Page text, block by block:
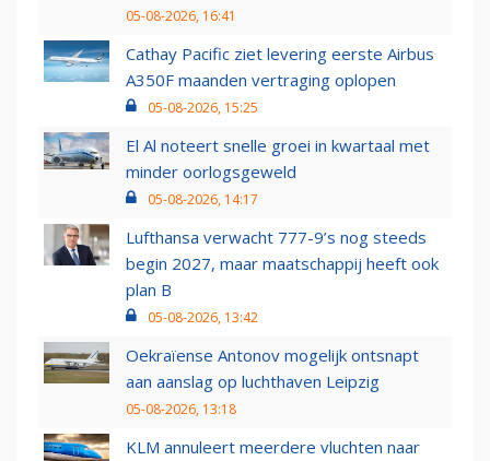
05-08-2026, 16:41
Cathay Pacific ziet levering eerste Airbus
A350F maanden vertraging oplopen
05-08-2026, 15:25
El Al noteert snelle groei in kwartaal met
minder oorlogsgeweld
05-08-2026, 14:17
Lufthansa verwacht 777-9’s nog steeds
begin 2027, maar maatschappij heeft ook
plan B
05-08-2026, 13:42
Oekraïense Antonov mogelijk ontsnapt
aan aanslag op luchthaven Leipzig
05-08-2026, 13:18
KLM annuleert meerdere vluchten naar